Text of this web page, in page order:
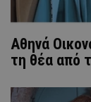
Αθηνά
τη θέα από